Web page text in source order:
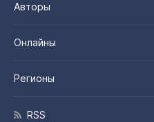
Авторы
Онлайны
Регионы
RSS